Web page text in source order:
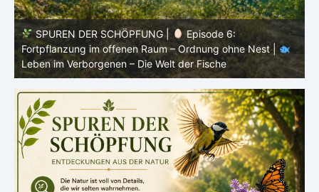
SPUREN DER SCHÖPFUNG |
Episode 5: Schutz ohne
Panzer – Tarnung, Farbe und Form |
Leben im
Verborgenen – Die Welt der Fische